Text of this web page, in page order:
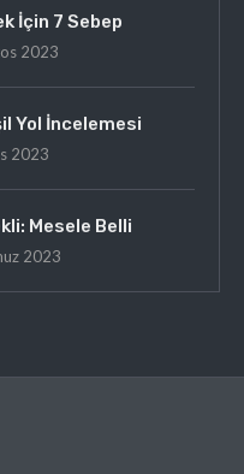
İçin 7 Sebep
2023
Yol İncelemesi
2023
Mesele Belli
2023